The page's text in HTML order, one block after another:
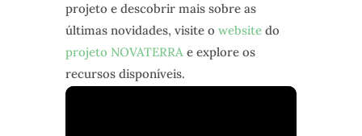
projeto e descobrir mais sobre as
últimas novidades, visite o websitedo
projeto NOVATERRAe explore os
recursos disponíveis.